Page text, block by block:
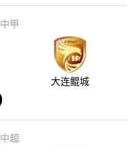
中甲
大连鲲城
中超